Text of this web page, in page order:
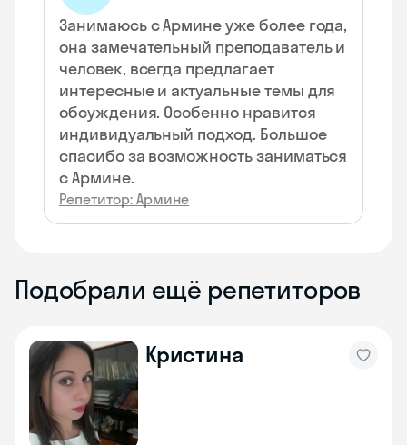
Занимаюсь с Армине уже более года,
она замечательный преподаватель и
человек, всегда предлагает
интересные и актуальные темы для
обсуждения. Особенно нравится
индивидуальный подход. Большое
спасибо за возможность заниматься
с Армине.
Репетитор: Армине
Подобрали ещё репетиторов
Кристина